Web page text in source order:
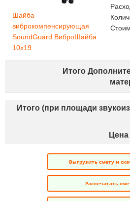
Шайба
виброкомпенсирующая
SoundGuard ВиброШайба
10х19
Итого
Итого (при площади
Цена
Выгрузить смету и
Распечатать